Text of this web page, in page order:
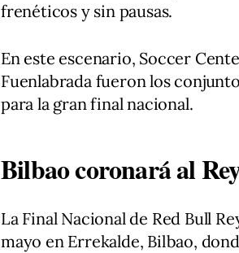
frenéticos y sin pausas.
En este escenario, Soccer
Fuenlabrada fueron los
para la gran final nacional.
Bilbao coronará al
La Final Nacional de Red Bull
mayo en Errekalde, Bilbao,